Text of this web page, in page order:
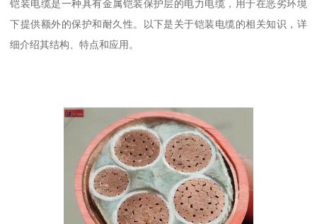
铠装电缆是一种具有金属铠装保护层的电力电缆，用于在恶劣环境
下提供额外的保护和耐久性。以下是关于铠装电缆的相关知识，详
细介绍其结构、特点和应用。